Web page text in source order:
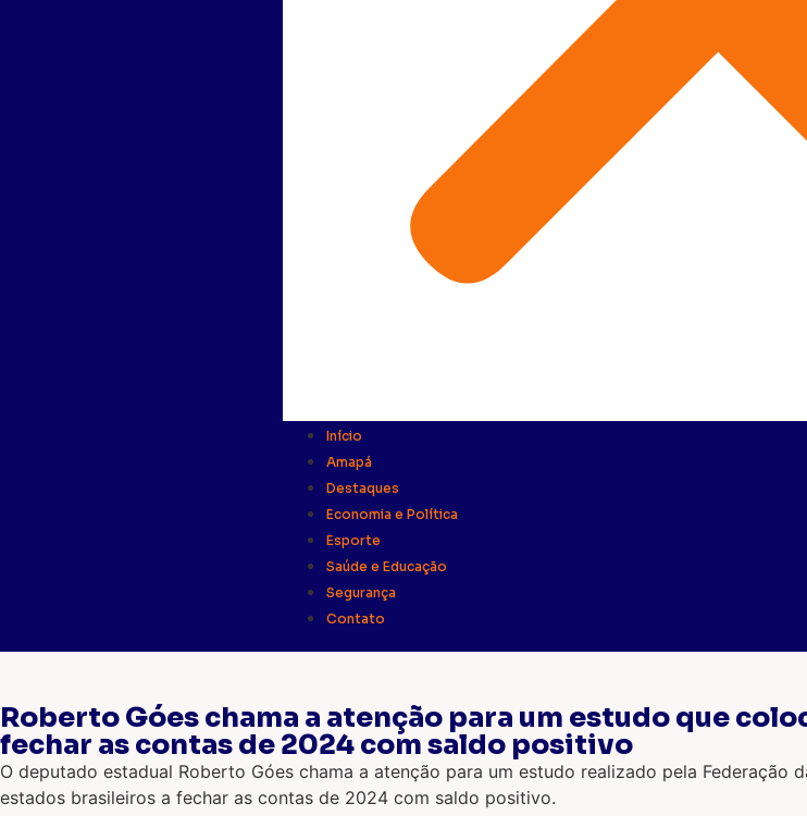
Início
Amapá
Destaques
Economia e Política
Esporte
Saúde e Educação
Segurança
Contato
Roberto Góes chama a atenção para um estudo que
fechar as contas de 2024 com saldo positivo
O deputado estadual Roberto Góes chama a atenção para um estudo realizado pela
estados brasileiros a fechar as contas de 2024 com saldo positivo.